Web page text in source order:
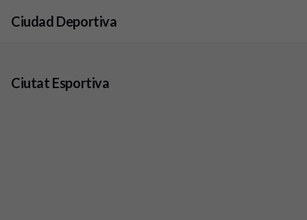
Ciudad Deportiva
Ciutat Esportiva